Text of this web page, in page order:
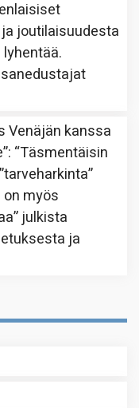
joutilaisuudesta
Venäjän kanssa
: “Täsmentäisin
myös
julkista
ja